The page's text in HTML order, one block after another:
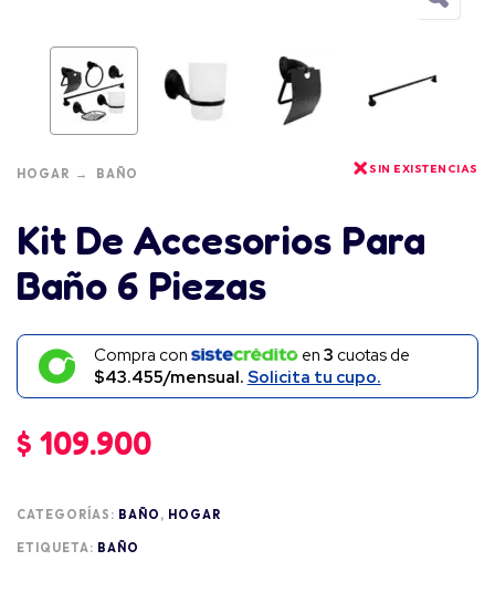
HOGAR BAÑO SIN EXISTENCIAS
Kit De Accesorios Para
Baño 6 Piezas
Compra con en3 cuotas de
$43.455/mensual. Solicita tu cupo.
$ 109.900
CATEGORÍAS: BAÑO , HOGAR
ETIQUETA: BAÑO